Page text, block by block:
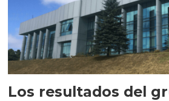
Los resultados del